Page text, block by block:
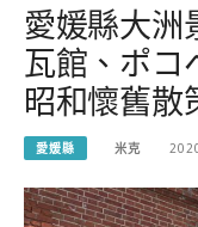
愛媛縣大洲
瓦館、ポコ
昭和懷舊散
愛媛縣 米克